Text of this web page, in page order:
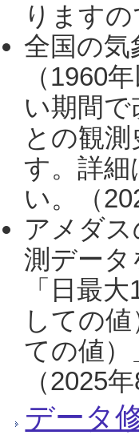
ります
全国の気
（1960
い期間
との観
す。詳細
い。（
アメダ
測データ
「日最
しての
ての値
（2025
データ